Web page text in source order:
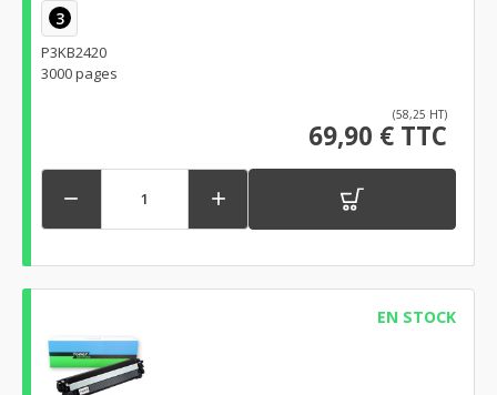
3
P3KB2420
3000 pages
(58,25 HT)
69,90 € TTC
 
EN STOCK